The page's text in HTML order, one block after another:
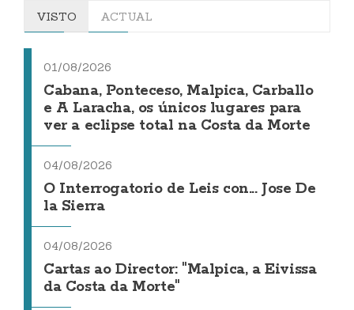
VISTO ACTUAL
01/08/2026
Cabana, Ponteceso, Malpica, Carballo
e A Laracha, os únicos lugares para
ver a eclipse total na Costa da Morte
04/08/2026
O Interrogatorio de Leis con... Jose De
la Sierra
04/08/2026
Cartas ao Director: "Malpica, a Eivissa
da Costa da Morte"